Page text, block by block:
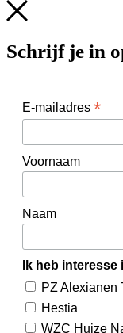
Schrijf je in
E-mailadres *
Voornaam
Naam
Ik heb
PZ Alexianen
Hestia
WZC Huize